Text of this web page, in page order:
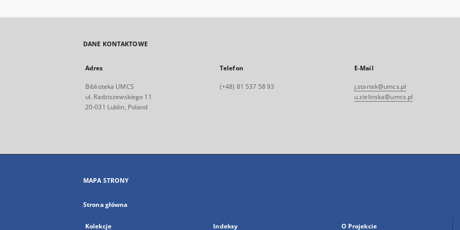
DANE KONTAKTOWE
Adres
Biblioteka UMCS
ul. Radziszewskiego 11
20-031 Lublin, Poland
Telefon
(+48) 81 537 58 93
E-Mail
j.startek@umcs.pl
u.zielinska@umcs.pl
MAPA STRONY
Strona główna
Kolekcje Indeksy O Projekcie